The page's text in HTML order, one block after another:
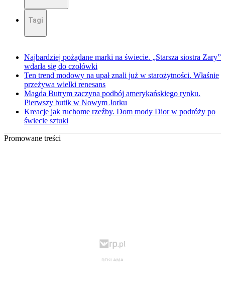
Tagi
Najbardziej pożądane marki na świecie. „Starsza siostra Zary”
wdarła się do czołówki
Ten trend modowy na upał znali już w starożytności. Właśnie
przeżywa wielki renesans
Magda Butrym zaczyna podbój amerykańskiego rynku.
Pierwszy butik w Nowym Jorku
Kreacje jak ruchome rzeźby. Dom mody Dior w podróży po
świecie sztuki
Promowane treści